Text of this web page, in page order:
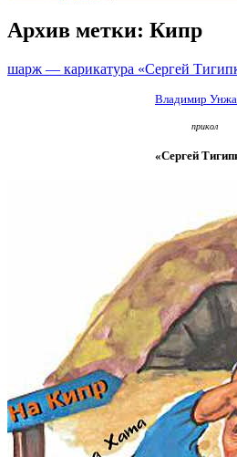
Архив метки: Кипр
шарж — карикатура «Сергей
Владимир
прикол
«Сергей